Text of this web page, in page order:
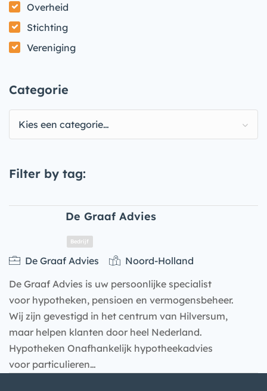
Overheid
Stichting
Vereniging
Categorie
Kies een categorie…
Filter by tag:
De Graaf Advies
Bedrijf
De Graaf Advies
Noord-Holland
De Graaf Advies is uw persoonlijke specialist
voor hypotheken, pensioen en vermogensbeheer.
Wij zijn gevestigd in het centrum van Hilversum,
maar helpen klanten door heel Nederland.
Hypotheken Onafhankelijk hypotheekadvies
voor particulieren…